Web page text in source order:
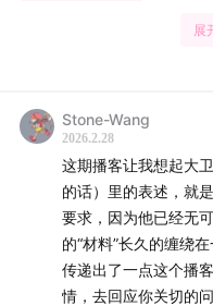
Frederic C. Bartlett
Remembering: A
Psychology (1932)
The War of the Ghosts
展
Stone-Wang
2026.2.28
这期播客让我想起大
的话）里的表述，就
要求，因为他已经无
的“材料”长久的缠绕在一起。 尽管有些不一样
传递出了一点这个播
情，去回应你关切的